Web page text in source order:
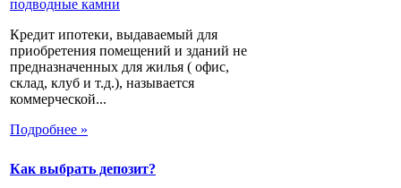
Кредит ипотеки, выдаваемый для
приобретения помещений и зданий не
предназначенных для жилья ( офис,
склад, клуб и т.д.), называется
коммерческой...
Подробнее »
Как выбрать депозит?